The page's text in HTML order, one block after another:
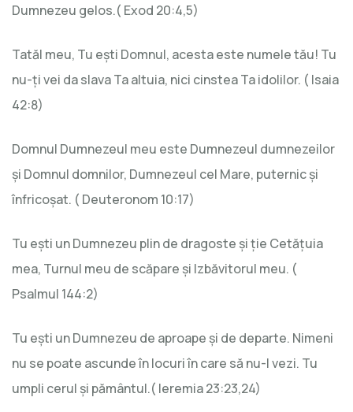
Dumnezeu gelos.( Exod 20:4,5)
Tatăl meu, Tu ești Domnul, acesta este numele tău! Tu
nu-ți vei da slava Ta altuia, nici cinstea Ta idolilor. ( Isaia
42:8)
Domnul Dumnezeul meu este Dumnezeul dumnezeilor
și Domnul domnilor, Dumnezeul cel Mare, puternic și
înfricoșat. ( Deuteronom 10:17)
Tu ești un Dumnezeu plin de dragoste și ție Cetățuia
mea, Turnul meu de scăpare și Izbăvitorul meu. (
Psalmul 144:2)
Tu ești un Dumnezeu de aproape și de departe. Nimeni
nu se poate ascunde în locuri în care să nu-l vezi. Tu
umpli cerul și pământul.( Ieremia 23:23,24)